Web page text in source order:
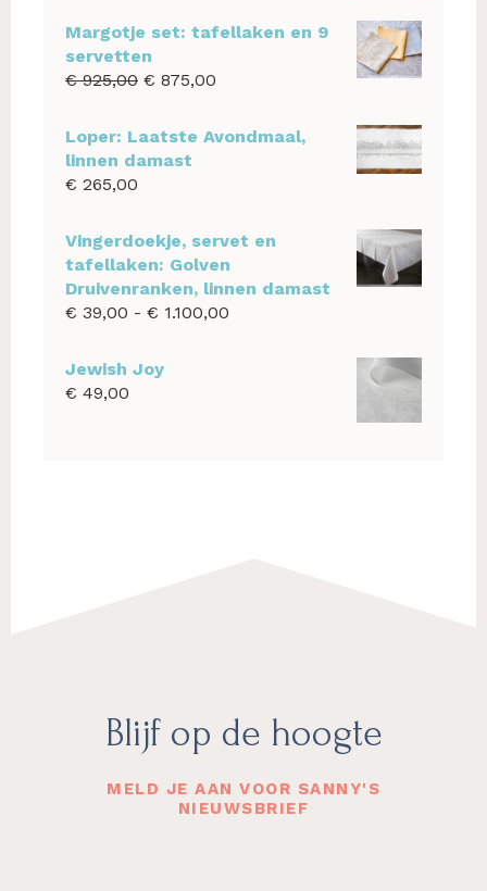
Margotje set: tafellaken en 9
servetten
€925,00 Oorspronkelijke
was:
€ 925,00.
€ 875,00
Loper: Laatste Avondmaal,
linnen damast
€ 265,00
Vingerdoekje, servet en
tafellaken: Golven
Druivenranken, linnen damast
€ 39,00 - € 1.100,00
Jewish Joy
€ 49,00
FooterBlijf op de hoogte
MELD JE AAN VOOR SANNY'S
NIEUWSBRIEF